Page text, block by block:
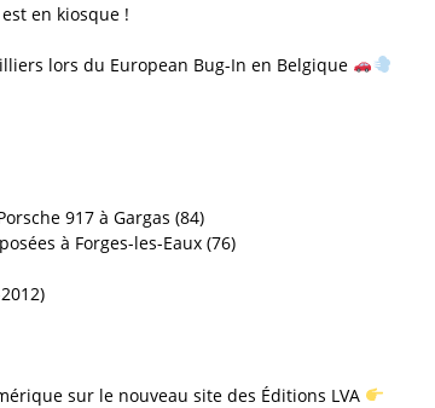
en kiosque !
lors du European Bug-In en Belgique
917 à Gargas (84)
à Forges-les-Eaux (76)
sur le nouveau site des Éditions LVA